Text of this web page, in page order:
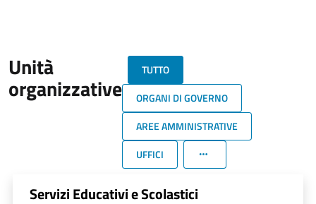
Unità
organizzative
TUTTO
ORGANI DI GOVERNO
AREE AMMINISTRATIVE
UFFICI
Servizi Educativi e Scolastici